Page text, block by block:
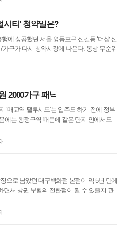
시티' 청약일은?
에 성공했던 서울 영등포구 신길동 ‘더샵 신
가구가 다시 청약시장에 나온다. 통상 무순위
2000가구 패닉
‘매교역 팰루시드’는 입주도 하기 전에 정부
에는 행정구역 때문에 같은 단지 안에서도
으로 남았던 대구백화점 본점이 약 5년 만에
면서 상권 부활의 전환점이 될 수 있을지 관